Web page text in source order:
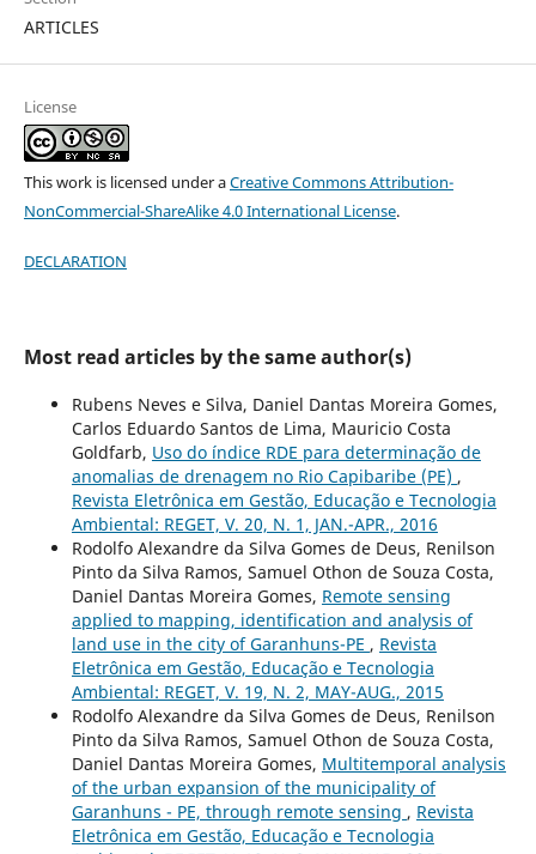
ARTICLES
License
This work is licensed under aCreative Commons Attribution-
NonCommercial-ShareAlike 4.0 International License.
DECLARATION
Most read articles by the same author(s)
Rubens Neves e Silva, Daniel Dantas Moreira Gomes,
Carlos Eduardo Santos de Lima, Mauricio Costa
Goldfarb, Uso do índice RDE para determinação de
anomalias de drenagem no Rio Capibaribe (PE) ,
Revista Eletrônica em Gestão, Educação e Tecnologia
Ambiental: REGET, V. 20, N. 1, JAN.-APR., 2016
Rodolfo Alexandre da Silva Gomes de Deus, Renilson
Pinto da Silva Ramos, Samuel Othon de Souza Costa,
Daniel Dantas Moreira Gomes, Remote sensing
applied to mapping, identification and analysis of
land use in the city of Garanhuns-PE , Revista
Eletrônica em Gestão, Educação e Tecnologia
Ambiental: REGET, V. 19, N. 2, MAY-AUG., 2015
Rodolfo Alexandre da Silva Gomes de Deus, Renilson
Pinto da Silva Ramos, Samuel Othon de Souza Costa,
Daniel Dantas Moreira Gomes, Multitemporal analysis
of the urban expansion of the municipality of
Garanhuns - PE, through remote sensing , Revista
Eletrônica em Gestão, Educação e Tecnologia